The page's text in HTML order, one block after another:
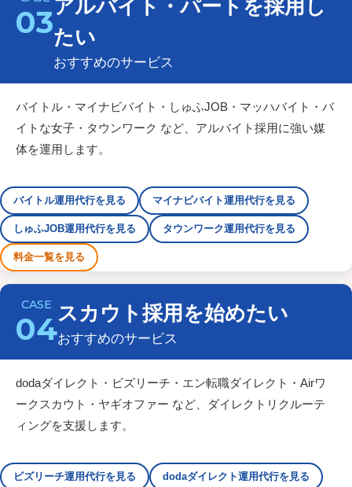
03アルバイト・パートを採用し
たい
おすすめのサービス
バイトル・マイナビバイト・しゅふJOB・マッハバイト・バ
イトな女子・タウンワーク など、アルバイト採用に強い媒
体を運用します。
バイトル運用代行を見る マイナビバイト運用代行を見る
しゅふJOB運用代行を見る タウンワーク運用代行を見る
料金一覧を見る
04スカウト採用を始めたい
おすすめのサービス
dodaダイレクト・ビズリーチ・エン転職ダイレクト・Airワ
ークスカウト・ヤギオファー など、ダイレクトリクルーテ
ィングを支援します。
ビズリーチ運用代行を見る dodaダイレクト運用代行を見る